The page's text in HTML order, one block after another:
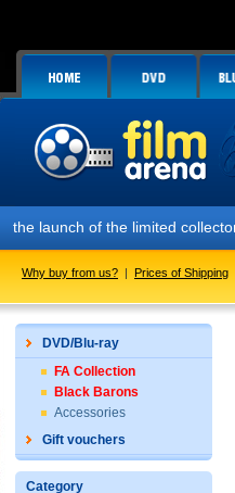
the limited collector's edition
Why buy from us? | Prices of Shipping
DVD/Blu-ray
FA Collection
Black Barons
Accessories
Gift vouchers
Category